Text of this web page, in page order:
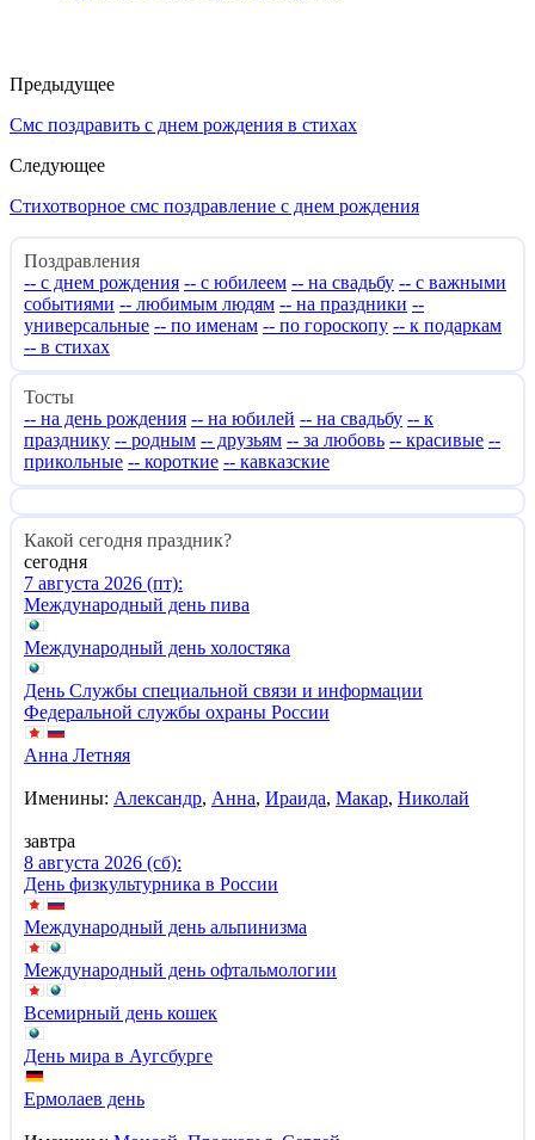
Предыдущее
Смс поздравить с днем рождения в стихах
Следующее
Стихотворное смс поздравление с днем рождения
Поздравления
-- с днем рождения -- с юбилеем -- на свадьбу -- с важными
событиями -- любимым людям -- на праздники --
универсальные -- по именам -- по гороскопу -- к подаркам
-- в стихах
Тосты
-- на день рождения -- на юбилей -- на свадьбу -- к
празднику -- родным -- друзьям -- за любовь -- красивые --
прикольные -- короткие -- кавказские
Какой сегодня праздник?
сегодня
7 августа 2026 (пт):
Международный день пива
Международный день холостяка
День Службы специальной связи и информации
Федеральной службы охраны России
Анна Летняя
Именины: Александр, Анна, Ираида, Макар, Николай
завтра
8 августа 2026 (сб):
День физкультурника в России
Международный день альпинизма
Международный день офтальмологии
Всемирный день кошек
День мира в Аугсбурге
Ермолаев день